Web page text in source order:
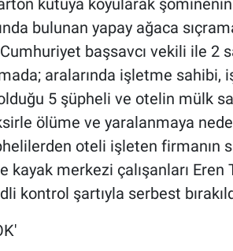
kutuya koyularak şöminenin
bulunan yapay ağaca
başsavcı vekili ile 2
aralarında işletme sahibi,
5 şüpheli ve otelin mülk
ölüme ve yaralanmaya
oteli işleten firmanın
kayak merkezi çalışanları Eren
kontrol şartıyla serbest